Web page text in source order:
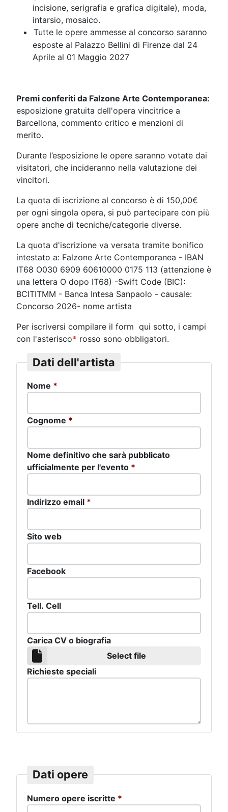
incisione, serigrafia e grafica digitale), moda,
intarsio, mosaico.
Tutte le opere ammesse al concorso saranno
esposte al Palazzo Bellini di Firenze dal 24
Aprile al 01 Maggio 2027
Premi conferiti da Falzone Arte Contemporanea:
esposizione gratuita dell'opera vincitrice a
Barcellona, commento critico e menzioni di
merito.
Durante l’esposizione le opere saranno votate dai
visitatori, che incideranno nella valutazione dei
vincitori.
La quota di iscrizione al concorso è di 150,00€
per ogni singola opera, si può partecipare con più
opere anche di tecniche/categorie diverse.
La quota d'iscrizione va versata tramite bonifico
intestato a: Falzone Arte Contemporanea - IBAN
IT68 O030 6909 60610000 0175 113 (attenzione è
una lettera O dopo IT68) -Swift Code (BIC):
BCITITMM - Banca Intesa Sanpaolo - causale:
Concorso 2026- nome artista
Per iscriversi compilare il form qui sotto, i campi
con l'asterisco* rosso sono obbligatori.
Dati dell'artista
Nome *
Cognome *
Nome definitivo che sarà pubblicato
ufficialmente per l'evento *
Indirizzo email *
Sito web
Facebook
Tell. Cell
Carica CV o biografia
Select file
Richieste speciali
Dati opere
Numero opere iscritte *